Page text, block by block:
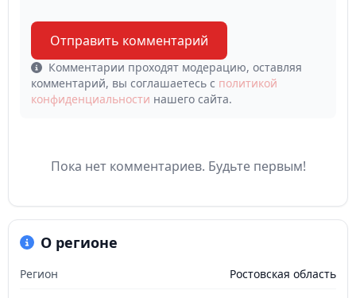
Отправить комментарий
Комментарии проходят модерацию, оставляя
комментарий, вы соглашаетесь с политикой
конфиденциальности нашего сайта.
Пока нет комментариев. Будьте первым!
О регионе
Регион Ростовская область